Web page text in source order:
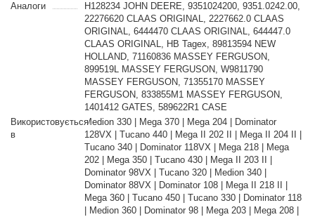
Аналоги
H128234 JOHN DEERE, 9351024200, 9351.0242.00,
22276620 CLAAS ORIGINAL, 2227662.0 CLAAS
ORIGINAL, 6444470 CLAAS ORIGINAL, 644447.0
CLAAS ORIGINAL, HB Tagex, 89813594 NEW
HOLLAND, 71160836 MASSEY FERGUSON,
899519L MASSEY FERGUSON, W9811790
MASSEY FERGUSON, 71355170 MASSEY
FERGUSON, 833855M1 MASSEY FERGUSON,
1401412 GATES, 589622R1 CASE
Використовується
в
Medion 330 | Mega 370 | Mega 204 | Dominator
128VX | Tucano 440 | Mega II 202 II | Mega II 204 II |
Tucano 340 | Dominator 118VX | Mega 218 | Mega
202 | Mega 350 | Tucano 430 | Mega II 203 II |
Dominator 98VX | Tucano 320 | Medion 340 |
Dominator 88VX | Dominator 108 | Mega II 218 II |
Mega 360 | Tucano 450 | Tucano 330 | Dominator 118
| Medion 360 | Dominator 98 | Mega 203 | Mega 208 |